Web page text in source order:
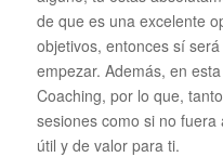
de que es una excelente
objetivos, entonces sí
empezar. Además, en
Coaching, por lo que,
sesiones como si no
útil y de valor para ti.